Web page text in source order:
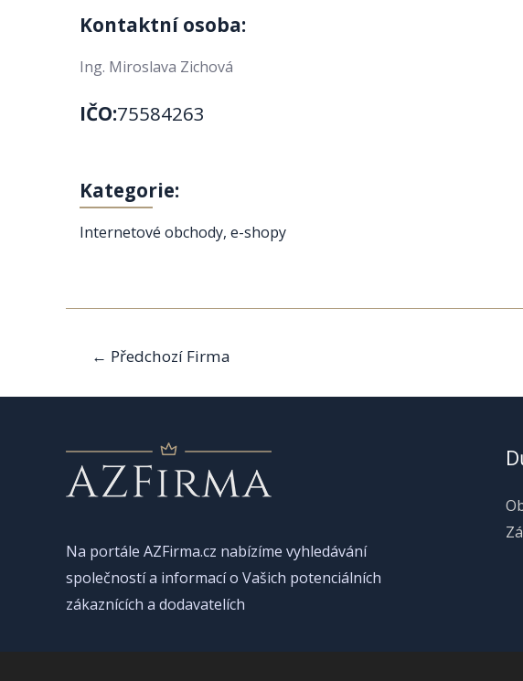
Kontaktní osoba:
Ing. Miroslava Zichová
IČO:75584263
Kategorie:
Internetové obchody, e-shopy
Navigace
pro
příspěvek
← Předchozí Firma
Na portále AZFirma.cz nabízíme vyhledávání
společností a informací o Vašich potenciálních
zákaznících a dodavatelích